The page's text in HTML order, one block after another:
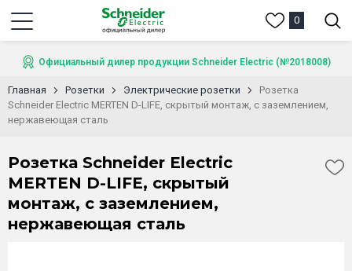
0
Официальный дилер продукции Schneider Electric (№2018008)
Главная Розетки Электрические розетки
Розетка
Schneider Electric MERTEN D-LIFE, скрытый монтаж, с заземлением,
нержавеющая сталь
Розетка Schneider Electric
MERTEN D-LIFE, скрытый
монтаж, с заземлением,
нержавеющая сталь